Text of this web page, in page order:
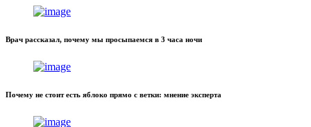
Врач рассказал, почему мы просыпаемся в 3 часа ночи
Почему не стоит есть яблоко прямо с ветки: мнение эксперта